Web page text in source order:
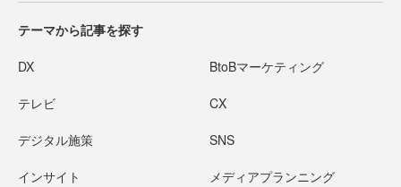
テーマから記事を探す
DX BtoBマーケティング
テレビ CX
デジタル施策 SNS
インサイト メディアプランニング